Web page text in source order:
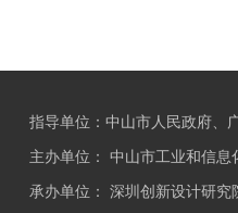
指导单位：中山市人民政府、
主办单位： 中山市工业和信息
承办单位： 深圳创新设计研究